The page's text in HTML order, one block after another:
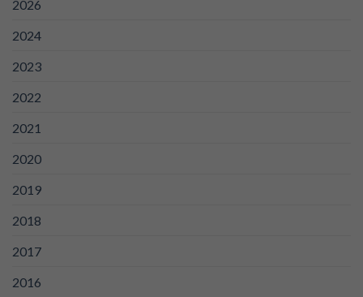
2026
2024
2023
2022
2021
2020
2019
2018
2017
2016